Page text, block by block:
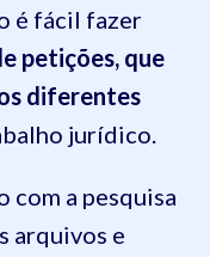
é fácil fazer
petições, que
diferentes
jurídico.
com a pesquisa
arquivos e